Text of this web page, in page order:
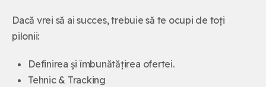
Dacă vrei să ai succes, trebuie să te ocupi de toți
pilonii:
Definirea și îmbunătățirea ofertei.
Tehnic & Tracking